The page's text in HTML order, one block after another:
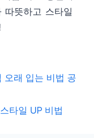
따뜻하고 스타일
오래 입는 비법 공
타일 UP 비법